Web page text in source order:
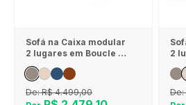
Sofá na Caixa modular
2 lugares em Boucle -
Sem braço - Cinza
De:R$ 4.499,00
2
De: